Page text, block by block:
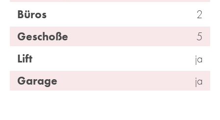
Büros
2
Geschoße
5
Lift
ja
Garage
ja